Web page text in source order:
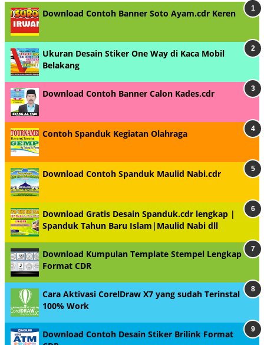
Download Contoh Banner Soto Ayam.cdr Keren
Ukuran Desain Stiker One Way di Kaca Mobil
Belakang
Download Contoh Banner Calon Kades.cdr
Contoh Spanduk Kegiatan Olahraga
Download Contoh Spanduk Maulid Nabi.cdr
Download Gratis Desain Spanduk.cdr lengkap |
Spanduk Tahun Baru Islam|Maulid Nabi dll
Download Kumpulan Template Stempel Lengkap
Format CDR
Cara Aktivasi CorelDraw X7 yang sudah Terinstal
100% Work
Download Contoh Desain Stiker Brilink Format